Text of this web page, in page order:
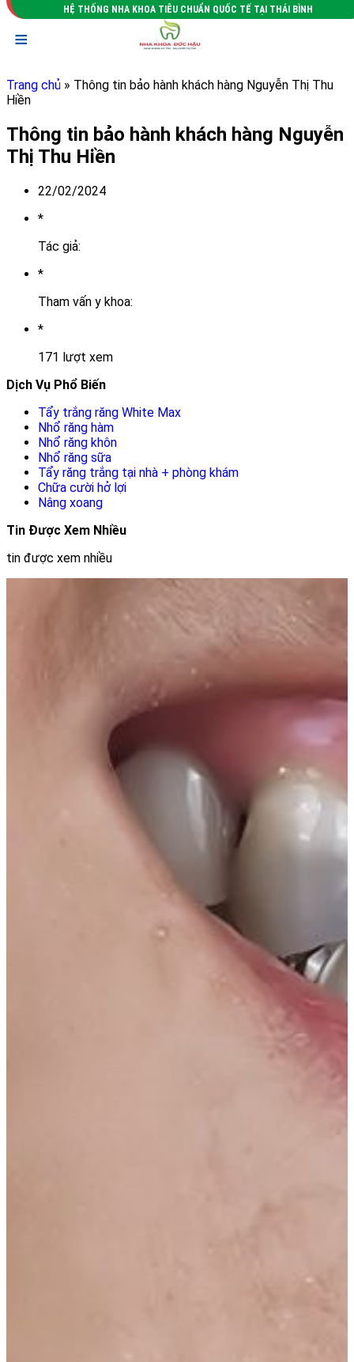
HỆ THỐNG NHA KHOA TIÊU CHUẨN QUỐC TẾ TẠI THÁI BÌNH
≡
Trang chủ » Thông tin bảo hành khách hàng Nguyễn Thị Thu
Hiền
Thông tin bảo hành khách hàng Nguyễn
Thị Thu Hiền
22/02/2024
*
Tác giả:
*
Tham vấn y khoa:
*
171 lượt xem
Dịch Vụ Phổ Biến
Tẩy trắng răng White Max
Nhổ răng hàm
Nhổ răng khôn
Nhổ răng sữa
Tẩy răng trắng tại nhà + phòng khám
Chữa cười hở lợi
Nâng xoang
Tin Được Xem Nhiều
tin được xem nhiều